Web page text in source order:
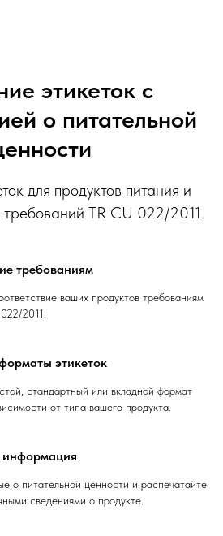
этикеток с
о питательной
для продуктов питания и
требований TR CU 022/2011.
требованиям
ваших продуктов требованиям
2011.
этикеток
стандартный или вкладной формат
от типа вашего продукта.
о питательной ценности и распечатайте
сведениями о продукте.